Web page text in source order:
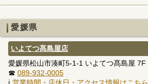
愛媛県
いよてつ髙島屋店
愛媛県松山市湊町5-1-1 いよてつ髙島屋 7F
☎ 089-932-0005